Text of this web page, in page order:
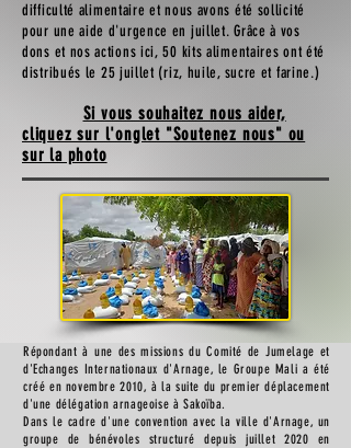
difficulté alimentaire et nous avons été sollicité
pour une aide d'urgence en juillet. Grâce à vos
dons et nos actions ici, 50 kits alimentaires ont été
distribués le 25 juillet (riz, huile, sucre et farine.)
Si vous souhaitez nous aider,
cliquez sur l'onglet "Soutenez nous" ou
sur la photo
Répondant à une des missions du Comité de Jumelage et
d'Echanges Internationaux d'Arnage, le Groupe Mali a été
créé en novembre 2010, à la suite du premier déplacement
d'une délégation arnageoise à Sakoïba.
Dans le cadre d'une convention avec la ville d'Arnage, un
groupe de bénévoles structuré depuis juillet 2020 en